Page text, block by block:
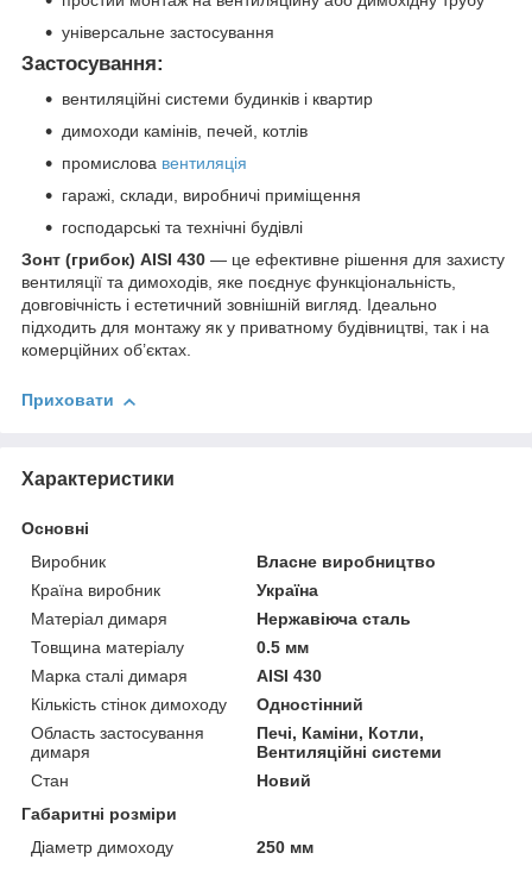
універсальне застосування
Застосування:
вентиляційні системи будинків і квартир
димоходи камінів, печей, котлів
промислова вентиляція
гаражі, склади, виробничі приміщення
господарські та технічні будівлі
Зонт (грибок) AISI 430 — це ефективне рішення для захисту
вентиляції та димоходів, яке поєднує функціональність,
довговічність і естетичний зовнішній вигляд. Ідеально
підходить для монтажу як у приватному будівництві, так і на
комерційних об’єктах.
Приховати
Характеристики
Основні
Виробник
Власне виробництво
Країна виробник
Україна
Матеріал димаря
Нержавіюча сталь
Товщина матеріалу
0.5 мм
Марка сталі димаря
AISI 430
Кількість стінок димоходу
Одностінний
Область застосування
димаря
Печі, Каміни, Котли,
Вентиляційні системи
Стан
Новий
Габаритні розміри
Діаметр димоходу
250 мм